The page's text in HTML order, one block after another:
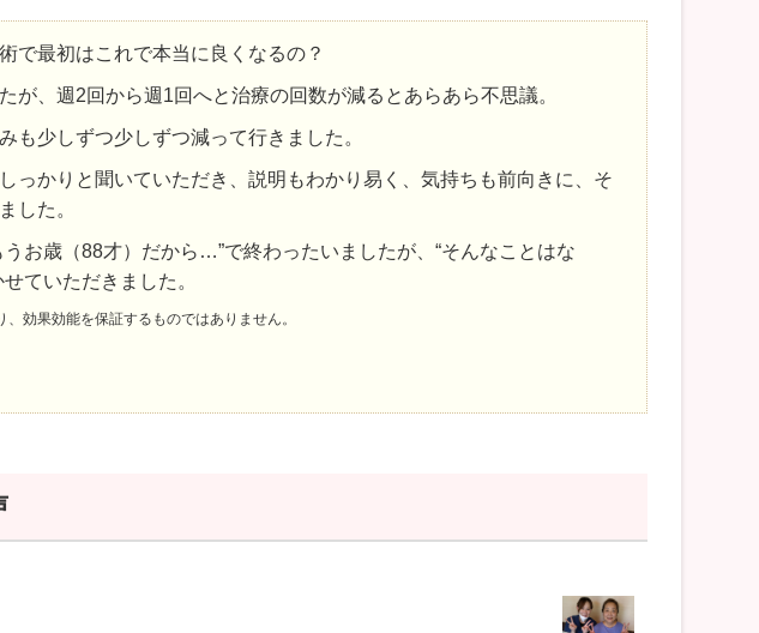
で最初はこれで本当に良くなるの？
が、週2回から週1回へと治療の回数が減るとあらあら不思議。
も少しずつ少しずつ減って行きました。
っかりと聞いていただき、説明もわかり易く、気持ちも前向きに、そ
した。
うお歳（88才）だから…”で終わったいましたが、“そんなことはな
ていただきました。
効果効能を保証するものではありません。